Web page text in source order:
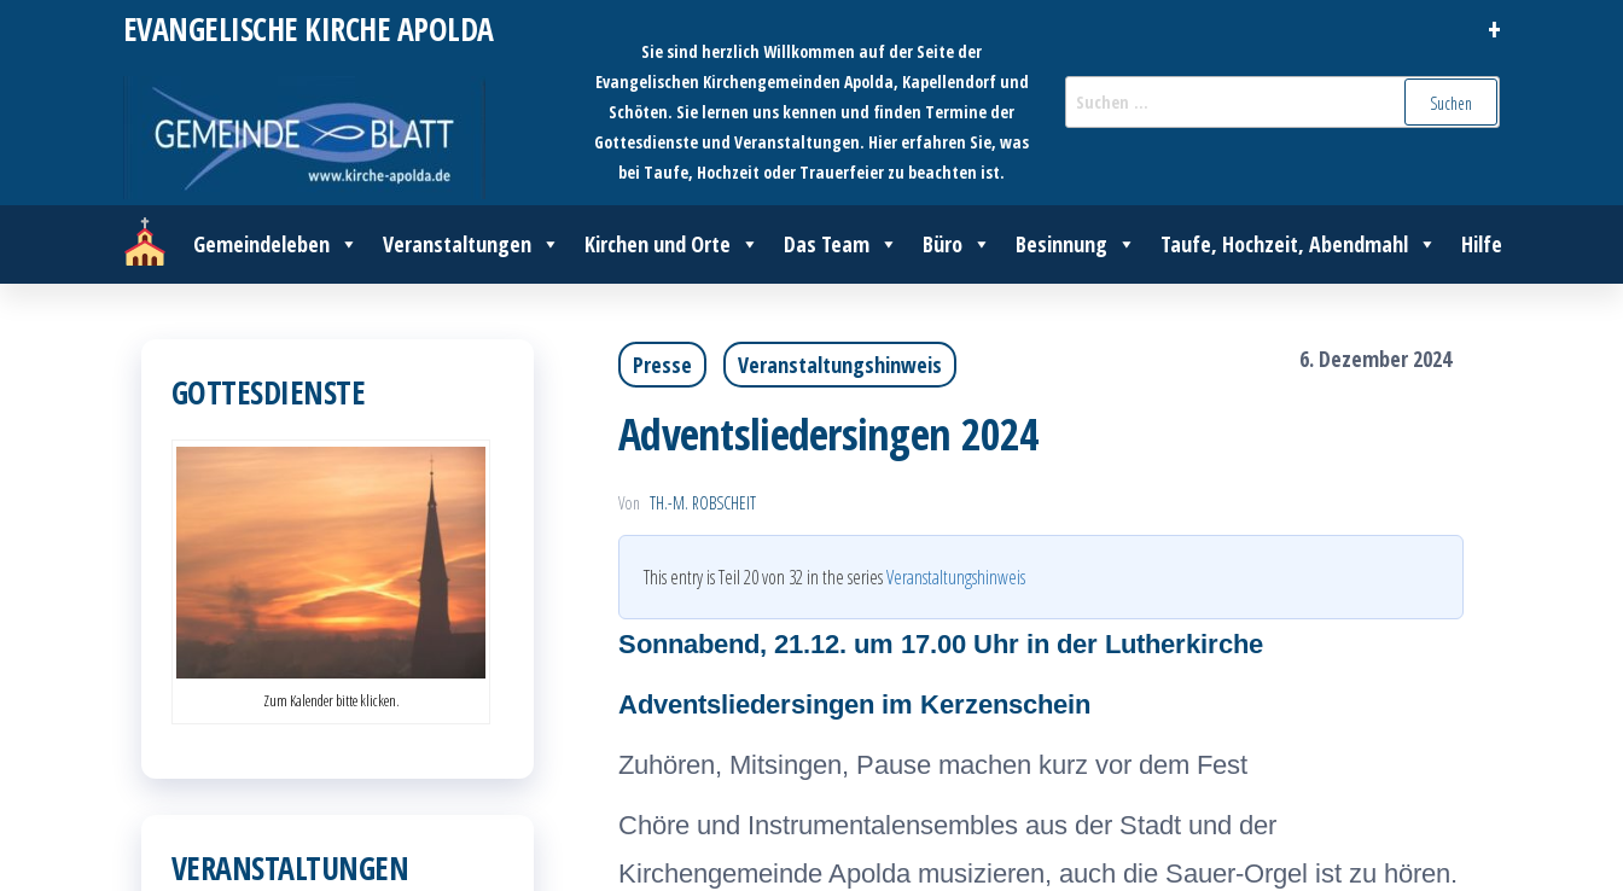
EVANGELISCHE KIRCHE APOLDA
Sie sind herzlich Willkommen auf der Seite der
Evangelischen Kirchengemeinden Apolda, Kapellendorf und
Schöten. Sie lernen uns kennen und finden Termine der
Gottesdienste und Veranstaltungen. Hier erfahren Sie, was
bei Taufe, Hochzeit oder Trauerfeier zu beachten ist.
+
nach:
Gemeindeleben Veranstaltungen Kirchen und Orte Das Team Büro Besinnung Taufe, Hochzeit, Abendmahl Hilfe
Presse Veranstaltungshinweis 6. Dezember 2024
Adventsliedersingen 2024
Von TH.-M. ROBSCHEIT
This entry is Teil 20 von 32 in the seriesVeranstaltungshinweis
Sonnabend, 21.12. um 17.00 Uhr in der Lutherkirche
Adventsliedersingen im Kerzenschein
Zuhören, Mitsingen, Pause machen kurz vor dem Fest
Chöre und Instrumentalensembles aus der Stadt und der
Kirchengemeinde Apolda musizieren, auch die Sauer-Orgel ist zu hören.
GOTTESDIENSTE
Zum Kalender bitte klicken.
VERANSTALTUNGEN